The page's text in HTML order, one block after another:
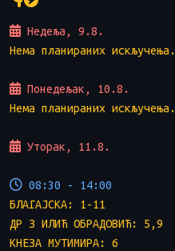
Недеља, 9.8.
Нема планираних искључења.
Понедељак, 10.8.
Нема планираних искључења.
Уторак, 11.8.
08:30 - 14:00
БЛАГАЈСКА: 1-11
ДР З ИЛИЋ ОБРАДОВИЋ: 5,9
КНЕЗА МУТИМИРА: 6